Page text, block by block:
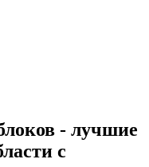
- лучшие
с